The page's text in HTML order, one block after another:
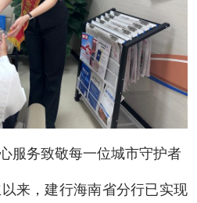
服务致敬每一位城市守护者
，建行海南省分行已实现